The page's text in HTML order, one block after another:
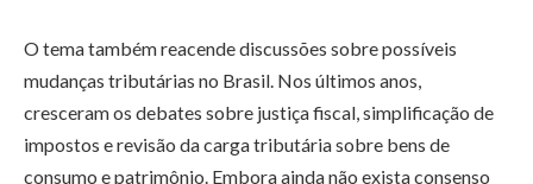
O tema também reacende discussões sobre possíveis
mudanças tributárias no Brasil. Nos últimos anos,
cresceram os debates sobre justiça fiscal, simplificação de
impostos e revisão da carga tributária sobre bens de
consumo e patrimônio. Embora ainda não exista consenso